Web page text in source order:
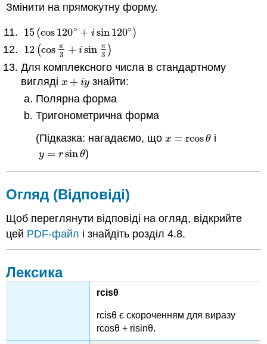
Змінити на прямокутну форму.
15(cos120∘ + i sin 120∘)
15 (cos 120∘+i sin120∘)
12 (cos π
3 + isin π
3 )
12 (cos π3+ sinπ 3)
Для комплексного числа в стандартному
вигляді x + iy
x+iy
знайти:
Полярна форма
Тригонометрична форма
(Підказка: нагадаємо, що x = rcosθ
x=rcosθ і
y = rsinθ
y=rsinθ )
Огляд (Відповіді)
Щоб переглянути відповіді на огляд, відкрийте
цей PDF-файл і знайдіть розділ 4.8.
Лексика
rcisθ
rcisθ є скороченням для виразу
rcosθ + risinθ.